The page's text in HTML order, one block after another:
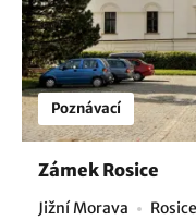
Poznávací
Zámek Rosice
Jižní Morava Rosice